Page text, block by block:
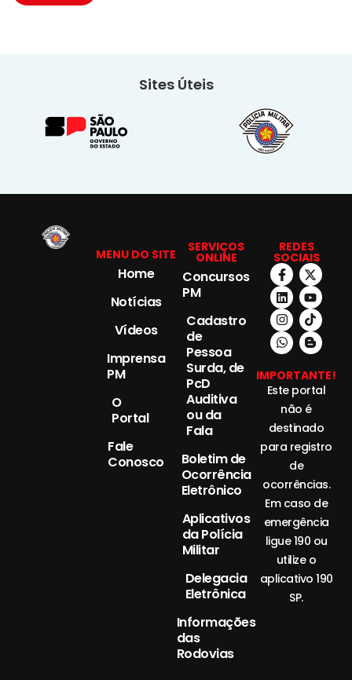
Sites Úteis
MENU DO SITE
Home
Notícias
Vídeos
Imprensa
PM
O
Portal
Fale
Conosco
SERVIÇOS
ONLINE
Concursos
PM
Cadastro
de
Pessoa
Surda, de
PcD
Auditiva
ou da
Fala
Boletim de
Ocorrência
Eletrônico
Aplicativos
da Polícia
Militar
Delegacia
Eletrônica
Informações
das
Rodovias
REDES
SOCIAIS
IMPORTANTE!
Este portal
não é
destinado
para registro
de
ocorrências.
Em caso de
emergência
ligue 190 ou
utilize o
aplicativo 190
SP.